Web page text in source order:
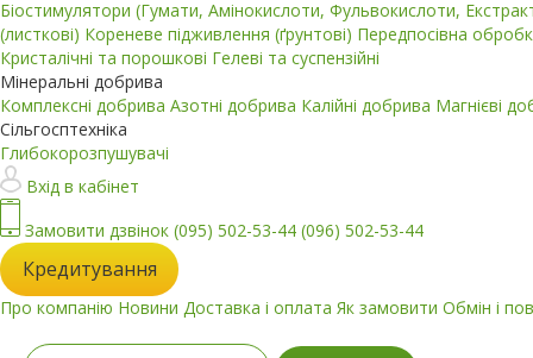
Біостимулятори (Гумати, Амінокислоти, Фульвокислоти,
(листкові) Кореневе підживлення (ґрунтові) Передпосівна
Кристалічні та порошкові Гелеві та суспензійні
Мінеральні добрива
Комплексні добрива Азотні добрива Калійні добрива Магнієві
Сільгосптехніка
Глибокорозпушувачі
Вхід в кабінет
Замовити дзвінок (095) 502-53-44 (096) 502-53-44
Кредитування
Про компанію Новини Доставка і оплата Як замовити Обмін і